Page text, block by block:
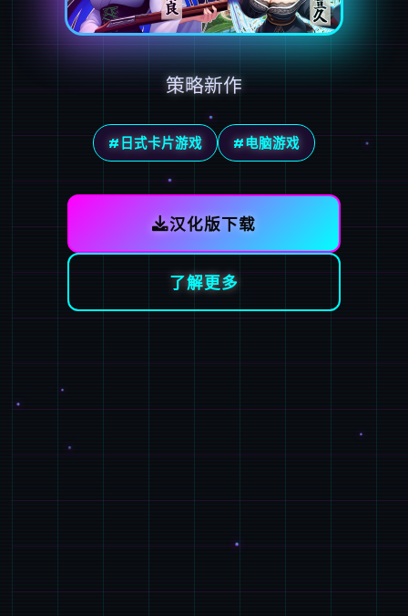
策略新作
#日式卡片游戏 #电脑游戏
汉化版下载
了解更多